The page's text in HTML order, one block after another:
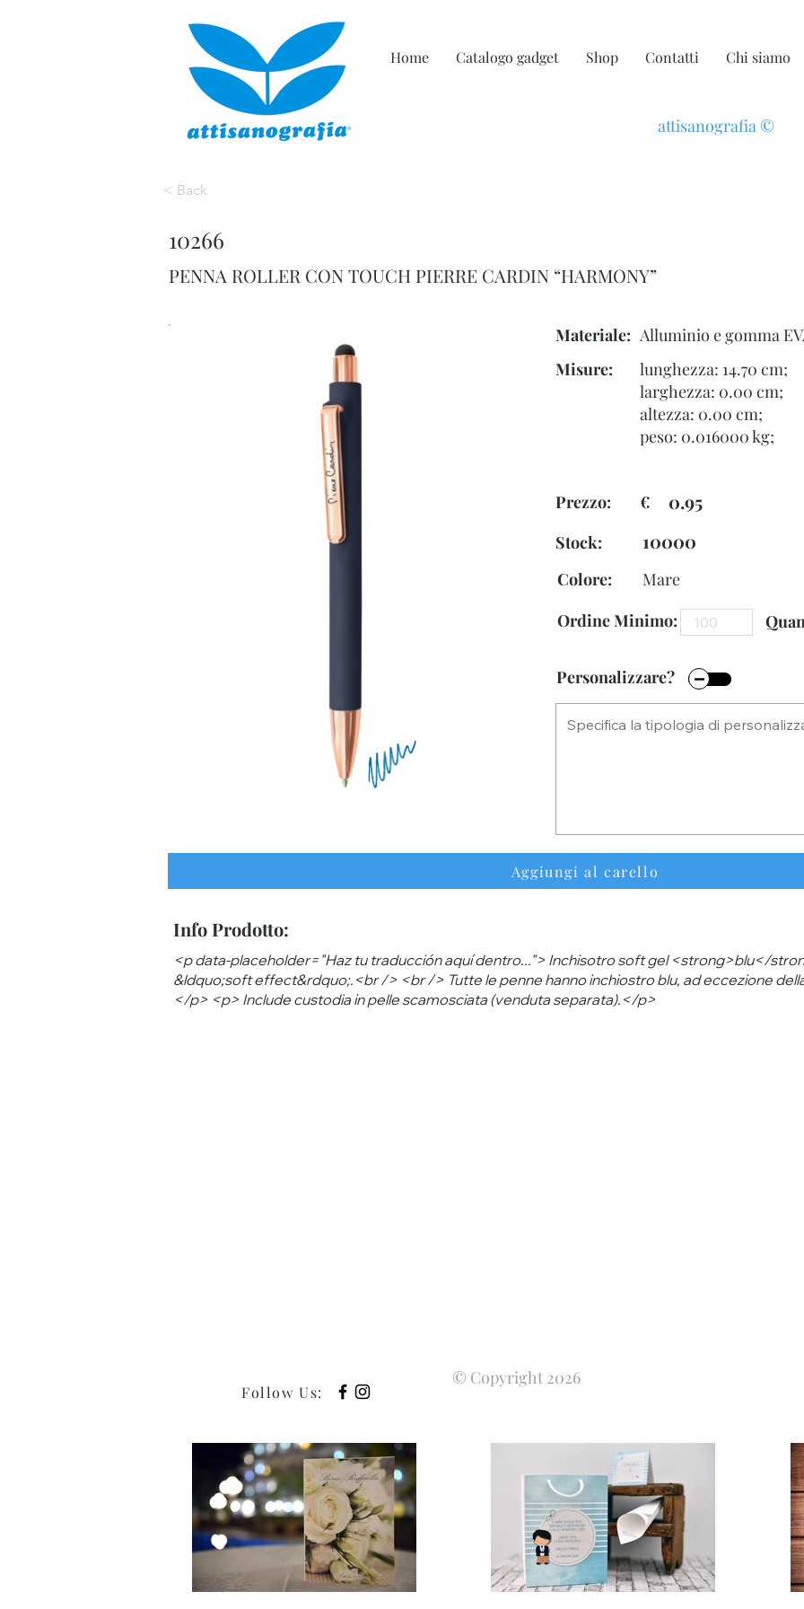
Home Catalogo gadget Shop Contatti Chi siamo
attisanografia ©
< Back
10266
PENNA ROLLER CON TOUCH PIERRE CARDIN “HARMONY”
Materiale: Alluminio e gomma
Misure:
lunghezza: 14.70 cm;
larghezza: 0.00 cm;
altezza: 0.00 cm;
peso: 0.016000 kg;
Prezzo: € 0.95
Stock: 10000
Mare
Colore:
Ordine Minimo:
Personalizzare?
Aggiungi al carello
Info Prodotto:
<p data-placeholder="Haz tu traducción aquí dentro..."> Inchisotro soft gel <strong>blu</
&ldquo;soft effect&rdquo;.<br /> <br /> Tutte le penne hanno inchiostro blu, ad eccezione
</p> <p> Include custodia in pelle scamosciata (venduta separata).</p>
Follow Us:
© Copyright 2026